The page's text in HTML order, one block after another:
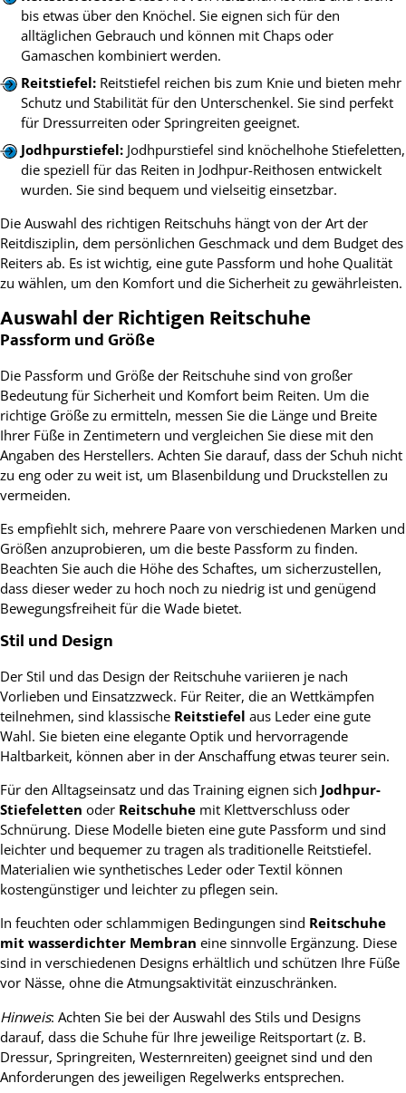
bis etwas über den Knöchel. Sie eignen sich für den
alltäglichen Gebrauch und können mit Chaps oder
Gamaschen kombiniert werden.
Reitstiefel:Reitstiefel reichen bis zum Knie und bieten mehr
Schutz und Stabilität für den Unterschenkel. Sie sind perfekt
für Dressurreiten oder Springreiten geeignet.
Jodhpurstiefel:Jodhpurstiefel sind knöchelhohe Stiefeletten,
die speziell für das Reiten in Jodhpur-Reithosen entwickelt
wurden. Sie sind bequem und vielseitig einsetzbar.
Die Auswahl des richtigen Reitschuhs hängt von der Art der
Reitdisziplin, dem persönlichen Geschmack und dem Budget des
Reiters ab. Es ist wichtig, eine gute Passform und hohe Qualität
zu wählen, um den Komfort und die Sicherheit zu gewährleisten.
Auswahl der Richtigen Reitschuhe
Passform und Größe
Die Passform und Größe der Reitschuhe sind von großer
Bedeutung für Sicherheit und Komfort beim Reiten. Um die
richtige Größe zu ermitteln, messen Sie die Länge und Breite
Ihrer Füße in Zentimetern und vergleichen Sie diese mit den
Angaben des Herstellers. Achten Sie darauf, dass der Schuh nicht
zu eng oder zu weit ist, um Blasenbildung und Druckstellen zu
vermeiden.
Es empfiehlt sich, mehrere Paare von verschiedenen Marken und
Größen anzuprobieren, um die beste Passform zu finden.
Beachten Sie auch die Höhe des Schaftes, um sicherzustellen,
dass dieser weder zu hoch noch zu niedrig ist und genügend
Bewegungsfreiheit für die Wade bietet.
Stil und Design
Der Stil und das Design der Reitschuhe variieren je nach
Vorlieben und Einsatzzweck. Für Reiter, die an Wettkämpfen
teilnehmen, sind klassische Reitstiefel aus Leder eine gute
Wahl. Sie bieten eine elegante Optik und hervorragende
Haltbarkeit, können aber in der Anschaffung etwas teurer sein.
Für den Alltagseinsatz und das Training eignen sich Jodhpur-
Stiefeletten oder Reitschuhe mit Klettverschluss oder
Schnürung. Diese Modelle bieten eine gute Passform und sind
leichter und bequemer zu tragen als traditionelle Reitstiefel.
Materialien wie synthetisches Leder oder Textil können
kostengünstiger und leichter zu pflegen sein.
In feuchten oder schlammigen Bedingungen sind Reitschuhe
mit wasserdichter Membran eine sinnvolle Ergänzung. Diese
sind in verschiedenen Designs erhältlich und schützen Ihre Füße
vor Nässe, ohne die Atmungsaktivität einzuschränken.
Hinweis: Achten Sie bei der Auswahl des Stils und Designs
darauf, dass die Schuhe für Ihre jeweilige Reitsportart (z. B.
Dressur, Springreiten, Westernreiten) geeignet sind und den
Anforderungen des jeweiligen Regelwerks entsprechen.